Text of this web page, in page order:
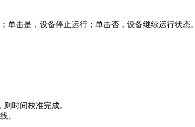
击是，设备停止运行；单击否，设备继续运行状态。
时间校准完成。
。